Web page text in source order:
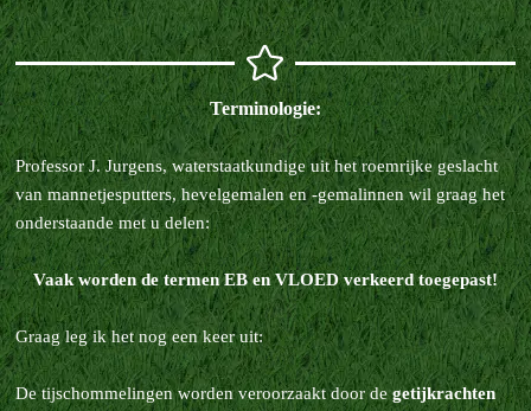
Terminologie:
Professor J. Jurgens, waterstaatkundige uit het roemrijke geslacht
van mannetjesputters, hevelgemalen en -gemalinnen wil graag het
onderstaande met u delen:
Vaak worden de termen EB en VLOED verkeerd toegepast!
Graag leg ik het nog een keer uit:
De tijschommelingen worden veroorzaakt door degetijkrachten